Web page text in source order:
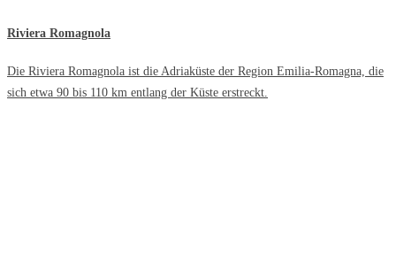
Riviera Romagnola
Die Riviera Romagnola ist die Adriaküste der Region Emilia-Romagna, die
sich etwa 90 bis 110 km entlang der Küste erstreckt.